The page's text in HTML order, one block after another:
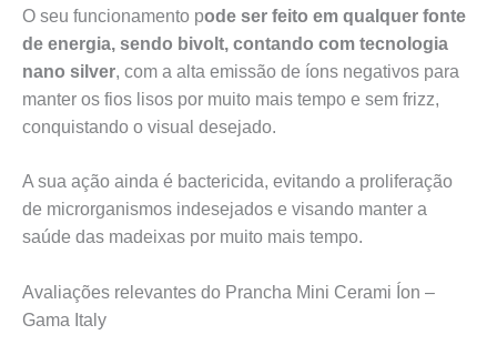
O seu funcionamento pode ser feito em qualquer fonte
de energia, sendo bivolt, contando com tecnologia
nano silver, com a alta emissão de íons negativos para
manter os fios lisos por muito mais tempo e sem frizz,
conquistando o visual desejado.
A sua ação ainda é bactericida, evitando a proliferação
de microrganismos indesejados e visando manter a
saúde das madeixas por muito mais tempo.
Avaliações relevantes do Prancha Mini Cerami Íon –
Gama Italy